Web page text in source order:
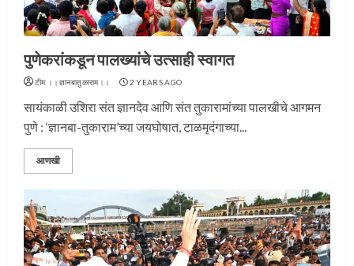
पुणेकरांकडून पालख्यांचे उत्साही स्वागत
टीम ।।ज्ञानबातुकाराम।। 2 YEARS AGO
सायंकाळी उशिरा संत ज्ञानदेव आणि संत तुकारामांच्या पालखीचे आगमन
पुणे : ‘ज्ञानबा-तुकाराम’च्या जयघोषात, टाळमृदंगाच्या...
आणखी